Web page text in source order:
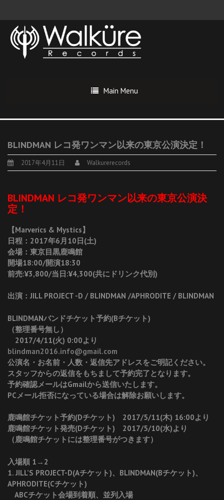
Main Menu
BLINDMAN レコ発ワンマン以来の東京公演決定！
2017年4月11日 Walkurerecords
BLINDMAN レコ発ワンマン以来の東京公演決
定！
【Marverics & Mystics】
日程：2017年6月10日(土)
会場：東京目黒鹿鳴館
開場18:00/開演18:30
前売:¥3,800/当日:¥4,300(共にドリンク代別)
出演：JILL PROJECT -D / BLINDMAN /APHRODITE / BLINDMAN
BLINDMANバンドチケット予約(Bチケット)
（整理番号無し）
2017/4/11(火) 0:00より
blindman2016.info@gmail.com
公演名・お名前・人数・返信先アドレスをご明記ください。
スタッフからの返信をもちまして予約完了となります。
予約確認メールはGmailから送信いたします。
PCメール拒否になっている場合は解除お願いします。
鹿鳴館チケット予約(Dチケット) 2017/5/11(木) 16:00より
鹿鳴館チケット発売(Dチケット) 2017/5/10(水)より
（鹿鳴館チケットには整理番号がつきます）
入場順 1→2
1. JILL’S PROJECT-D(Aチケット)、BLINDMAN(Bチケット)、
APHRODITE(Cチケット)
ABCチケット会場到着順、並列入場